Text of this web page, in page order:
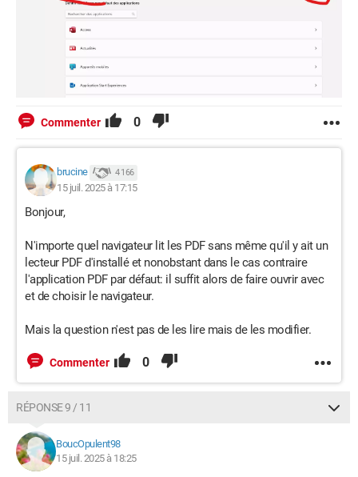
Commenter 0
brucine 4 166
15 juil. 2025 à 17:15
Bonjour,
N'importe quel navigateur lit les PDF sans même qu'il y ait un
lecteur PDF d'installé et nonobstant dans le cas contraire
l'application PDF par défaut: il suffit alors de faire ouvrir avec
et de choisir le navigateur.
Mais la question n'est pas de les lire mais de les modifier.
Commenter 0
RÉPONSE 9 / 11
BoucOpulent98
15 juil. 2025 à 18:25